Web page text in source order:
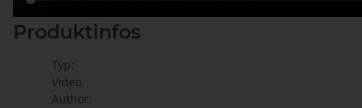
Produktinfos
Typ:
Video
Author: